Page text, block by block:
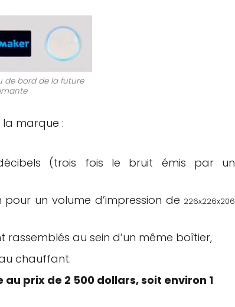
de bord de la future
marque :
(trois fois le bruit émis par un
pour un volume d’impression de 226x226x206
au sein d’un même boîtier,
chauffant.
prix de 2 500 dollars, soit environ 1